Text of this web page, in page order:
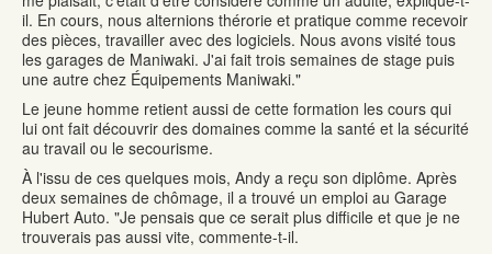
il. En cours, nous alternions thérorie et pratique comme recevoir
des pièces, travailler avec des logiciels. Nous avons visité tous
les garages de Maniwaki. J'ai fait trois semaines de stage puis
une autre chez Équipements Maniwaki."
Le jeune homme retient aussi de cette formation les cours qui
lui ont fait découvrir des domaines comme la santé et la sécurité
au travail ou le secourisme.
À l'issu de ces quelques mois, Andy a reçu son diplôme. Après
deux semaines de chômage, il a trouvé un emploi au Garage
Hubert Auto. "Je pensais que ce serait plus difficile et que je ne
trouverais pas aussi vite, commente-t-il.